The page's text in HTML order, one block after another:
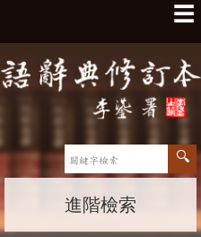
☰
進階檢索